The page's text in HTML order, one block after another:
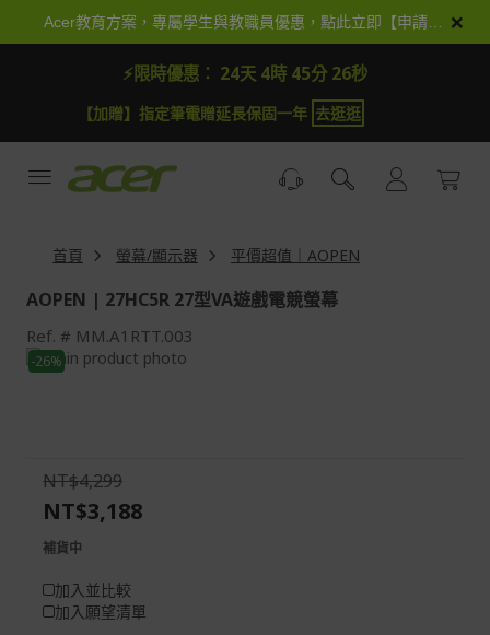
×
⚡限時優惠： 24天 4時 45分 25秒
【加贈】指定筆電贈延長保固一年 去逛逛
首頁 螢幕/顯示器 平價超值｜AOPEN
AOPEN | 27HC5R 27型VA遊戲電競螢幕
Ref. MM.A1RTT.003
Skip
to
images
gallery
-26%
Skip
the
images
NT$4,299
NT$3,188
補貨中
加入並比較
加入願望清單